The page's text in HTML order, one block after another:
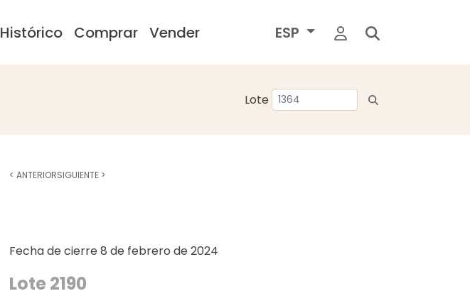
Histórico Comprar Vender ESP
Lote
Fecha de cierre 8 de febrero de 2024
Lote 2190
< ANTERIORSIGUIENTE >